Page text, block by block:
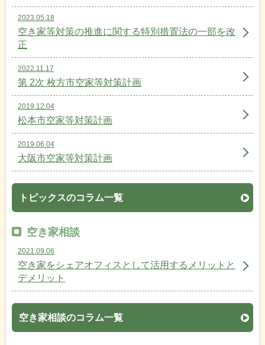
2023.05.18
空き家等対策の推進に関する特別措置法の一部を改
正
2022.11.17
第 2次 枚方市空家等対策計画
2019.12.04
松本市空家等対策計画
2019.06.04
大阪市空家等対策計画
トピックスのコラム一覧
空き家相談
2021.09.06
空き家をシェアオフィスとして活用するメリットと
デメリット
空き家相談のコラム一覧